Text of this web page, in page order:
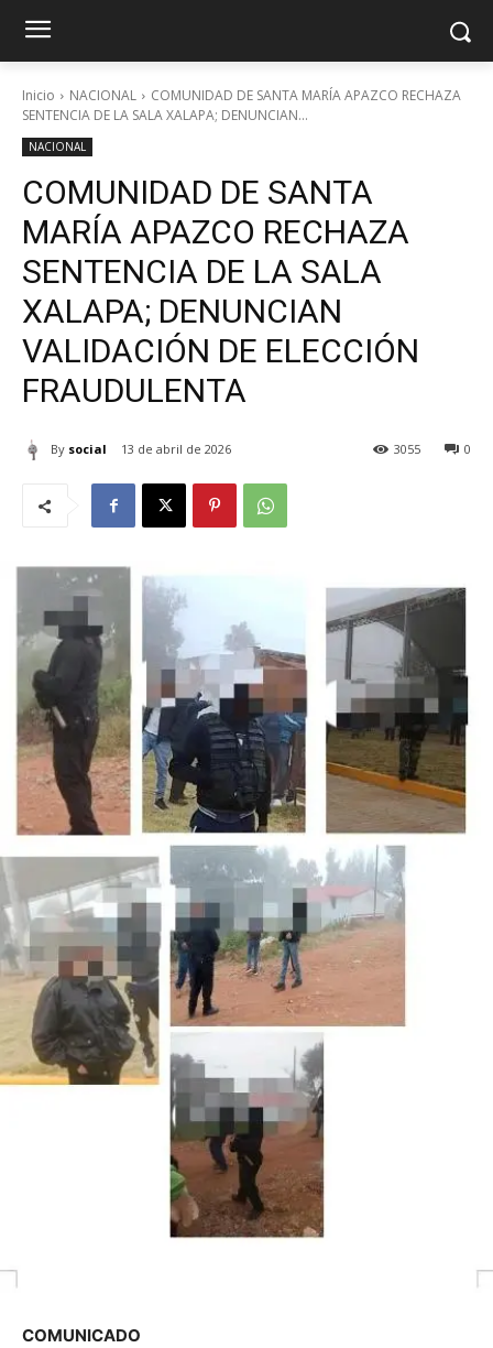
Inicio NACIONAL
COMUNIDAD DE SANTA MARÍA APAZCO RECHAZA
SENTENCIA DE LA SALA XALAPA; DENUNCIAN...
NACIONAL
COMUNIDAD DE SANTA
MARÍA APAZCO RECHAZA
SENTENCIA DE LA SALA
XALAPA; DENUNCIAN
VALIDACIÓN DE ELECCIÓN
FRAUDULENTA
By social 13 de abril de 2026 0
3055
COMUNICADO